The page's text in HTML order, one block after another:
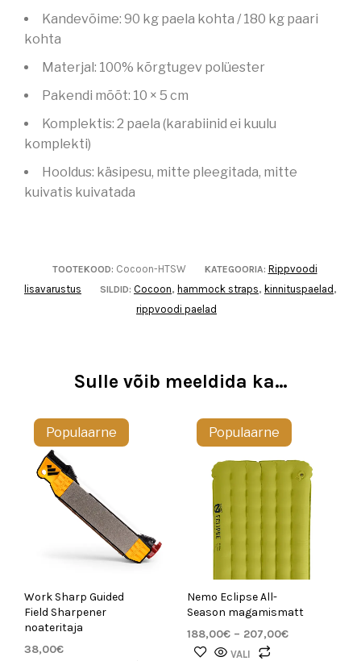
Kandevõime: 90 kg paela kohta / 180 kg paari
kohta
Materjal: 100% kõrgtugev polüester
Pakendi mõõt: 10 × 5 cm
Komplektis: 2 paela (karabiinid ei kuulu
komplekti)
Hooldus: käsipesu, mitte pleegitada, mitte
kuivatis kuivatada
TOOTEKOOD: Cocoon-HTSW KATEGOORIA: Rippvoodi
lisavarustus
SILDID: Cocoon, hammock straps, kinnituspaelad,
rippvoodi paelad
Sulle võib meeldida ka…
Populaarne
Work Sharp Guided
Field Sharpener
noateritaja
38,00€
Populaarne
Nemo Eclipse All-
Season magamismatt
188,00€ – 207,00€
VALI